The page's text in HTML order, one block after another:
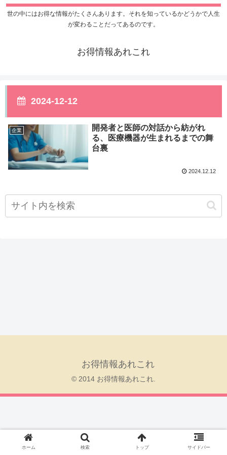
世の中にはお得な情報がたくさんあります。それを知っているかどうかで人生
が変わることだってあるのです。
お得情報あれこれ
2024-12-12
企業
開発者と医師の対話から紡がれ
る、医療機器が生まれるまでの舞
台裏
2024.12.12
お得情報あれこれ
© 2014 お得情報あれこれ.
ホーム 検索 トップ サイドバー